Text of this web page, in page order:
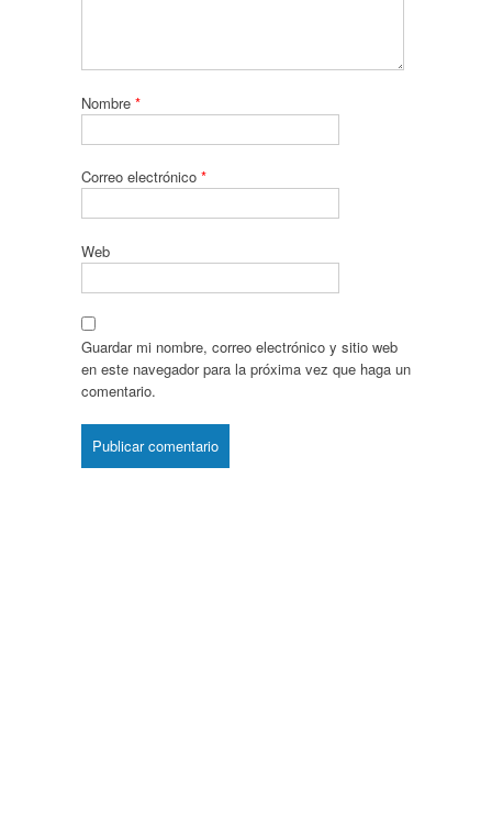
Nombre *
Correo electrónico *
Web
Guardar mi nombre, correo electrónico y sitio web
en este navegador para la próxima vez que haga un
comentario.